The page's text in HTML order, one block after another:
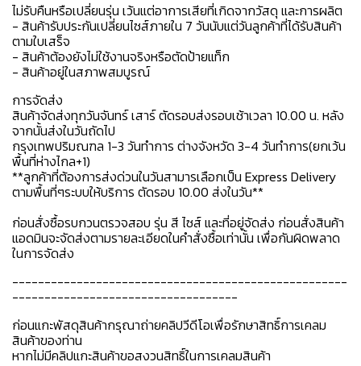
ไม่รับคืนหรือเปลี่ยนรุ่น เว้นแต่อาการเสียที่เกิดจากวัสดุ และการผลิต
- สินค้ารับประกันเปลี่ยนไซส์ภายใน 7 วันนับแต่วันลูกค้าที่ได้รับสินค้า
ตามใบเสร็จ
- สินค้าต้องยังไม่ใช้งานจริงหรือตัดป้ายแท็ก
- สินค้าอยู่ในสภาพสมบูรณ์
การจัดส่ง
สินค้าจัดส่งทุกวันจันทร์ เสาร์ ตัดรอบส่งรอบเช้าเวลา 10.00 น. หลัง
จากนั้นส่งในวันถัดไป
กรุงเทพปริมณฑล 1-3 วันทำการ ต่างจังหวัด 3-4 วันทำการ(ยกเว้น
พื้นที่ห่างไกล+1)
**ลูกค้าที่ต้องการส่งด่วนในวันสามารเลือกเป็น Express Delivery
ตามพื้นที่ๆระบบให้บริการ ตัดรอบ 10.00 ส่งในวัน**
ก่อนสั่งซื้อรบกวนตรวจสอบ รุ่น สี ไซส์ และที่อยู่จัดส่ง ก่อนสั่งสินค้า
แอดมินจะจัดส่งตามรายละเอียดในคำสั่งซื้อเท่านั้น เพื่อกันผิดพลาด
ในการจัดส่ง
----------------------------------------------------
-----------------------------------
ก่อนแกะพัสดุสินค้ากรุณาถ่ายคลิปวีดีโอเพื่อรักษาสิทธิ์การเคลม
สินค้าของท่าน
หากไม่มีคลิปแกะสินค้าขอสงวนสิทธิ์ในการเคลมสินค้า